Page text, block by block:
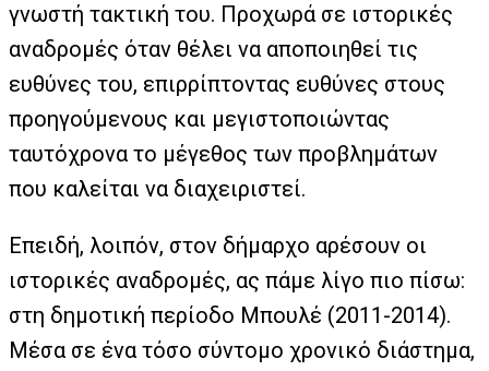
γνωστή τακτική του. Προχωρά σε ιστορικές
αναδρομές όταν θέλει να αποποιηθεί τις
ευθύνες του, επιρρίπτοντας ευθύνες στους
προηγούμενους και μεγιστοποιώντας
ταυτόχρονα το μέγεθος των προβλημάτων
που καλείται να διαχειριστεί.
Επειδή, λοιπόν, στον δήμαρχο αρέσουν οι
ιστορικές αναδρομές, ας πάμε λίγο πιο πίσω:
στη δημοτική περίοδο Μπουλέ (2011-2014).
Μέσα σε ένα τόσο σύντομο χρονικό διάστημα,